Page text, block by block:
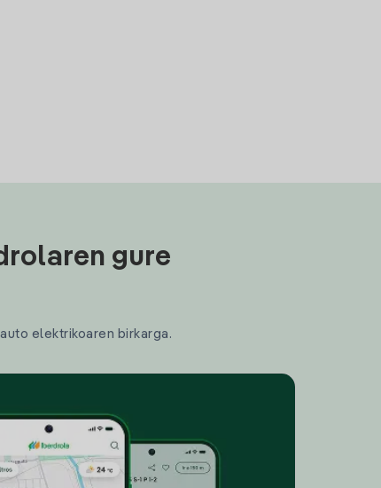
gure
elektrikoaren birkarga.